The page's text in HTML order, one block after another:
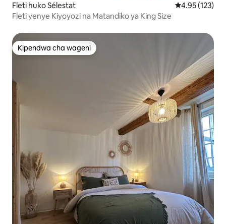
Fleti huko Sélestat Ukadiriaji wa
4.95 (123)
Fleti yenye Kiyoyozi na Matandiko ya King Size
Kipendwa cha wageni
Kipendwa cha wageni